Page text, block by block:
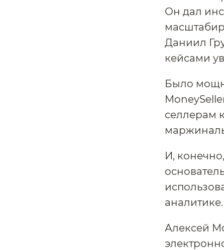
Он дал
Даниил
кейсами
Было
селлерам
И,
аналитике.
Алексей